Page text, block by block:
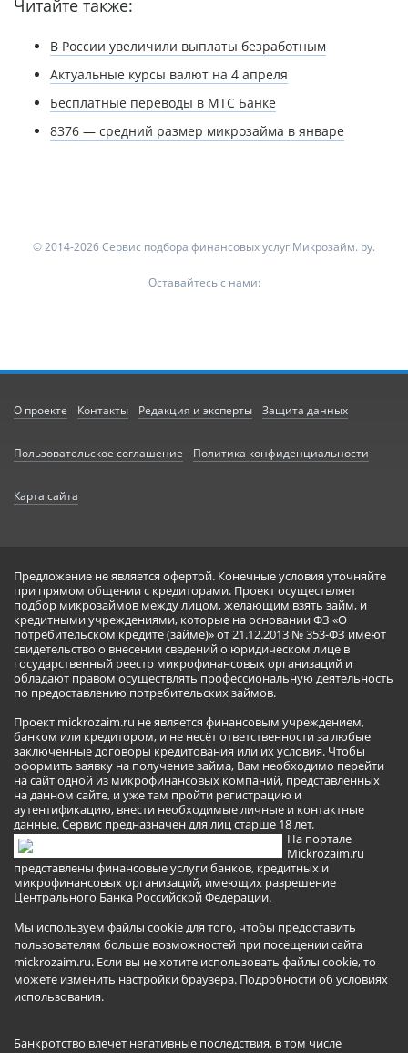
Читайте также:
В России увеличили выплаты безработным
Актуальные курсы валют на 4 апреля
Бесплатные переводы в МТС Банке
8376 — средний размер микрозайма в январе
© 2014-2026 Сервис подбора финансовых услуг Микрозайм. ру.
Оставайтесь с нами:
О проекте Контакты Редакция и эксперты Защита данных
Пользовательское соглашение Политика конфиденциальности
Карта сайта
Предложение не является офертой. Конечные условия уточняйте
при прямом общении с кредиторами. Проект осуществляет
подбор микрозаймов между лицом, желающим взять займ, и
кредитными учреждениями, которые на основании ФЗ «О
потребительском кредите (займе)» от 21.12.2013 № 353-ФЗ имеют
свидетельство о внесении сведений о юридическом лице в
государственный реестр микрофинансовых организаций и
обладают правом осуществлять профессиональную деятельность
по предоставлению потребительских займов.
Проект mickrozaim.ru не является финансовым учреждением,
банком или кредитором, и не несёт ответственности за любые
заключенные договоры кредитования или их условия. Чтобы
оформить заявку на получение займа, Вам необходимо перейти
на сайт одной из микрофинансовых компаний, представленных
на данном сайте, и уже там пройти регистрацию и
аутентификацию, внести необходимые личные и контактные
данные. Сервис предназначен для лиц старше 18 лет.
На портале
Mickrozaim.ru
представлены финансовые услуги банков, кредитных и
микрофинансовых организаций, имеющих разрешение
Центрального Банка Российской Федерации.
Мы используем файлы cookie для того, чтобы предоставить
пользователям больше возможностей при посещении сайта
mickrozaim.ru. Если вы не хотите использовать файлы cookie, то
можете изменить настройки браузера. Подробности об условиях
использования.
Банкротство влечет негативные последствия, в том числе